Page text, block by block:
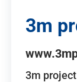
3m
3m